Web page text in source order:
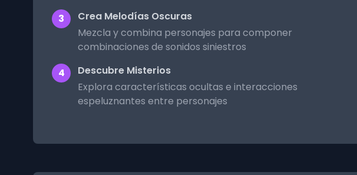
3
Crea Melodías Oscuras
Mezcla y combina personajes para componer
combinaciones de sonidos siniestros
4
Descubre Misterios
Explora características ocultas e interacciones
espeluznantes entre personajes